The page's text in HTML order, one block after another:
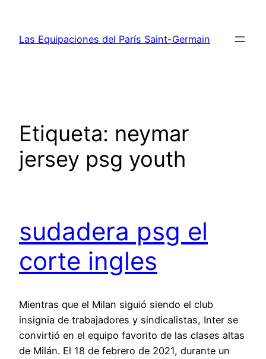
contenido
Las Equipaciones del París Saint-Germain
Etiqueta: neymar
jersey psg youth
sudadera psg el
corte ingles
Mientras que el Milan siguió siendo el club
insignia de trabajadores y sindicalistas, Inter se
convirtió en el equipo favorito de las clases altas
de Milán. El 18 de febrero de 2021, durante un